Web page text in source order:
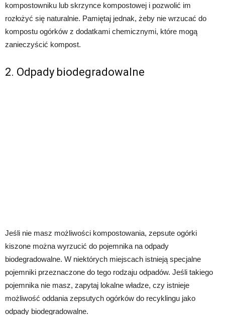
kompostowniku lub skrzynce kompostowej i pozwolić im
rozłożyć się naturalnie. Pamiętaj jednak, żeby nie wrzucać do
kompostu ogórków z dodatkami chemicznymi, które mogą
zanieczyścić kompost.
2. Odpady biodegradowalne
Jeśli nie masz możliwości kompostowania, zepsute ogórki
kiszone można wyrzucić do pojemnika na odpady
biodegradowalne. W niektórych miejscach istnieją specjalne
pojemniki przeznaczone do tego rodzaju odpadów. Jeśli takiego
pojemnika nie masz, zapytaj lokalne władze, czy istnieje
możliwość oddania zepsutych ogórków do recyklingu jako
odpady biodegradowalne.